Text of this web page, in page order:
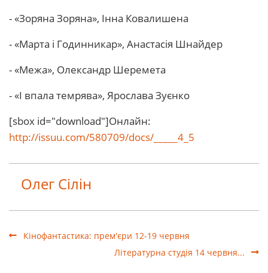
- «Зоряна Зоряна», Інна Ковалишена
- «Марта і Годинникар», Анастасія Шнайдер
- «Межа», Олександр Шеремета
- «І впала темрява», Ярослава Зуєнко
[sbox id="download"]Онлайн:
http://issuu.com/580709/docs/_____4_5
Олег Сілін
Кінофантастика: прем'єри 12-19 червня
Літературна студія 14 червня...